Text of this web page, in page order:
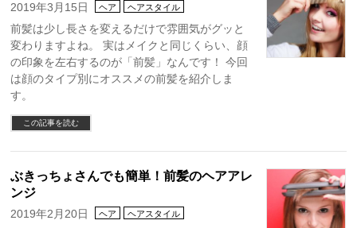
2019年3月15日 ヘア ヘアスタイル
前髪は少し長さを変えるだけで雰囲気がグッと
変わりますよね。 実はメイクと同じくらい、顔
の印象を左右するのが「前髪」なんです！ 今回
は顔のタイプ別にオススメの前髪を紹介しま
す。
この記事を読む
ぶきっちょさんでも簡単！前髪のヘアアレ
ンジ
2019年2月20日 ヘア ヘアスタイル